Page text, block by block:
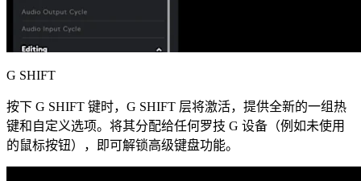
G SHIFT
按下 G SHIFT 键时，G SHIFT 层将激活，提供全新的一组热
键和自定义选项。将其分配给任何罗技 G 设备（例如未使用
的鼠标按钮），即可解锁高级键盘功能。